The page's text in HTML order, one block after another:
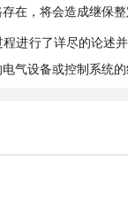
在，将会造成继保整
进行了详尽的论述
气设备或控制系统